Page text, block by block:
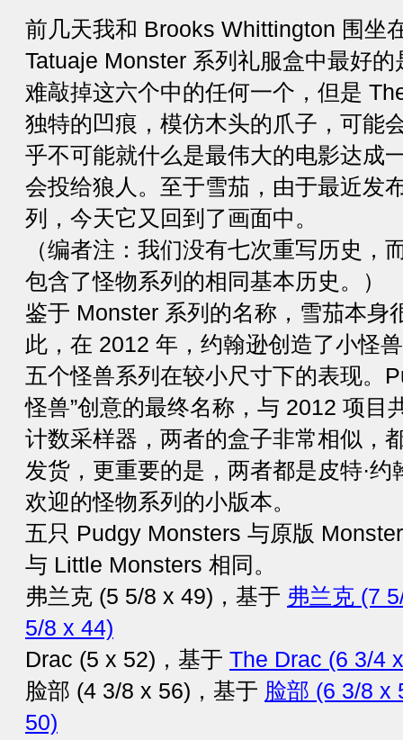
前几天我和 Brooks Whittington 围
Tatuaje Monster 系列礼服盒中最好
难敲掉这六个中的任何一个，但是
独特的凹痕，模仿木头的爪子，可能
乎不可能就什么是最伟大的电影达成
会投给狼人。至于雪茄，由于最近发
列，今天它又回到了画面中。
（编者注：我们没有七次重写历史，
包含了怪物系列的相同基本历史。）
鉴于 Monster 系列的名称，雪茄本身
此，在 2012 年，约翰逊创造了小怪
五个怪兽系列在较小尺寸下的表现。
怪兽”创意的最终名称，与 2012 项目
计数采样器，两者的盒子非常相似，
发货，更重要的是，两者都是皮特·
欢迎的怪物系列的小版本。
五只 Pudgy Monsters 与原版
与 Little Monsters 相同。
弗兰克 (5 5/8 x 49)，基于 弗兰克 (7
5/8 x 44)
Drac (5 x 52)，基于 The Drac (6 3/4
脸部 (4 3/8 x 56)，基于 脸部 (6 3/8 x
50)